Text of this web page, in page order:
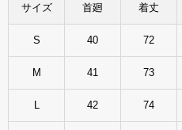
サイズ 首廻 着丈
S 40 72
M 41 73
42 74